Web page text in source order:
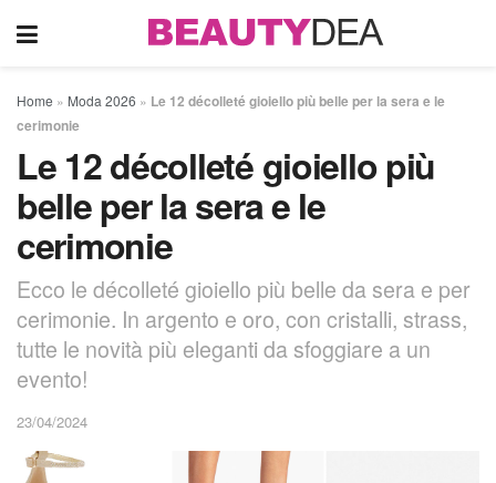
Home » Moda 2026 » Le 12 décolleté gioiello più belle per la sera e le
cerimonie
Le 12 décolleté gioiello più
belle per la sera e le
cerimonie
Ecco le décolleté gioiello più belle da sera e per
cerimonie. In argento e oro, con cristalli, strass,
tutte le novità più eleganti da sfoggiare a un
evento!
23/04/2024